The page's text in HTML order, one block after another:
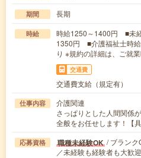
期間 長期
時給
時給1250～1400円 ■未
1350円 ■介護福祉士時
り ※規約の詳細は、ご就
交通費
交通費支給（規定有）
仕事内容
介護関連
さっぱりとした人間関係
全般をお任せします！【
応募資格 職種未経験OK / ブランク
／未経験も経験者も大歓